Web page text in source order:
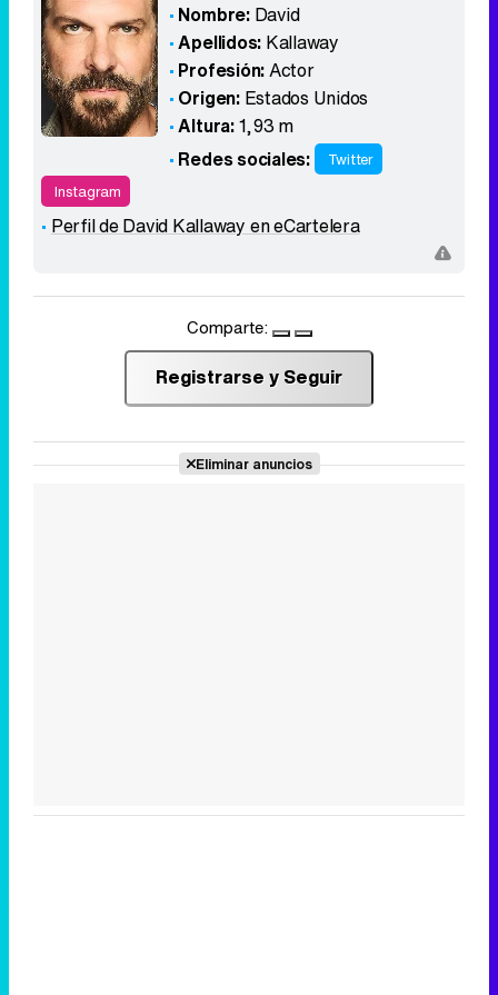
Nombre: David
Apellidos: Kallaway
Profesión:Actor
Origen: Estados Unidos
Altura:1,93 m
Redes sociales:
Twitter
Instagram
Perfil de David Kallaway en eCartelera
Comparte:
Registrarse y Seguir
Eliminar anuncios